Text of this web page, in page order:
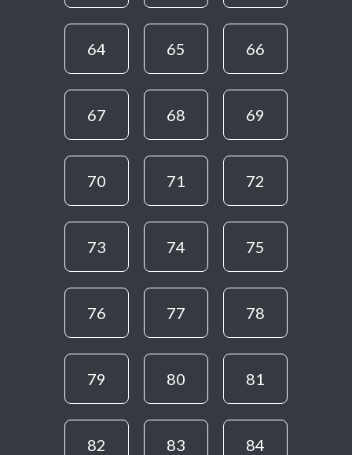
64 65 66
67 68 69
70 71 72
73 74 75
76 77 78
79 80 81
82 83 84